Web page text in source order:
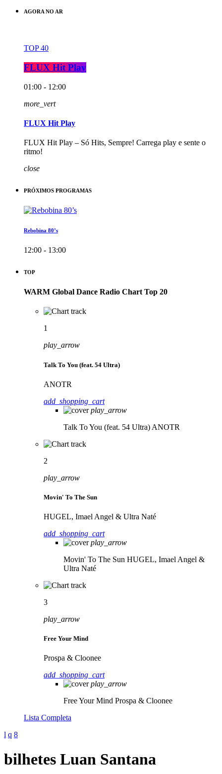
AGORA NO AR
TOP 40
FLUX Hit Play
01:00 - 12:00
more_vert
FLUX Hit Play
FLUX Hit Play – Só Hits, Sempre! Carrega play e sente o
ritmo!
close
PRÓXIMOS PROGRAMAS
Rebobina 80’s
12:00 - 13:00
TOP
WARM Global Dance Radio Chart Top 20
1
play_arrow
Talk To You (feat. 54 Ultra)
ANOTR
add_shopping_cart
play_arrow
Talk To You (feat. 54 Ultra) ANOTR
2
play_arrow
Movin' To The Sun
HUGEL, Imael Angel & Ultra Naté
add_shopping_cart
play_arrow
Movin' To The Sun HUGEL, Imael Angel &
Ultra Naté
3
play_arrow
Free Your Mind
Prospa & Cloonee
add_shopping_cart
play_arrow
Free Your Mind Prospa & Cloonee
Lista Completa
bilhetes Luan Santana